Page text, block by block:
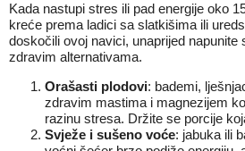
Kada nastupi stres ili pad energije oko
kreće prema ladici sa slatkišima ili
doskočili ovoj navici, unaprijed napunite
zdravim alternativama.
Orašasti plodovi: bademi,
zdravim mastima i magnezijem
razinu stresa. Držite se porcije
Svježe i sušeno voće: jabuka ili